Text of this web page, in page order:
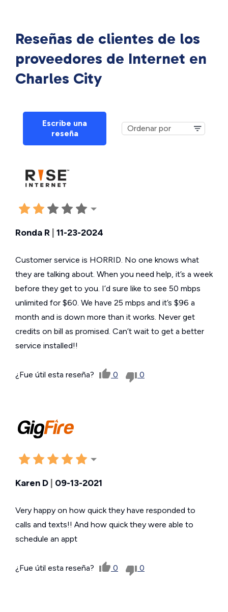
Reseñas de clientes de los
proveedores de Internet en
Charles City
Escribe una
reseña
Ronda R 11-23-2024
Customer service is HORRID. No one knows what
they are talking about. When you need help, it’s a week
before they get to you. I’d sure like to see 50 mbps
unlimited for $60. We have 25 mbps and it’s $96 a
month and is down more than it works. Never get
credits on bill as promised. Can’t wait to get a better
service installed!!
¿Fue útil esta reseña? 0 0
Karen D | 09-13-2021
Very happy on how quick they have responded to
calls and texts!! And how quick they were able to
schedule an appt
¿Fue útil esta reseña? 0 0